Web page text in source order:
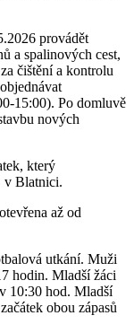
provádět
a spalinových cest,
čištění a kontrolu
15:00). Po domluvě
nových
který
v Blatnici.
až od
utkání. Muži
hodin. Mladší žáci
10:30 hod. Mladší
obou zápasů